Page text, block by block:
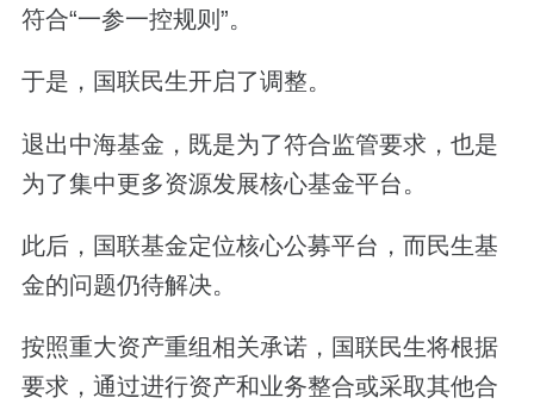
符合“一参一控规则”。
于是，国联民生开启了调整。
退出中海基金，既是为了符合监管要求，也是
为了集中更多资源发展核心基金平台。
此后，国联基金定位核心公募平台，而民生基
金的问题仍待解决。
按照重大资产重组相关承诺，国联民生将根据
要求，通过进行资产和业务整合或采取其他合